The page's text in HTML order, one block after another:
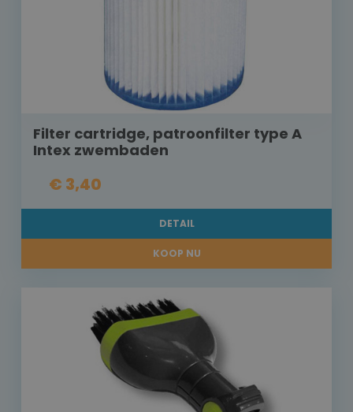
Filter cartridge, patroonfilter type A
Intex zwembaden
€ 3,40
DETAIL
KOOP NU